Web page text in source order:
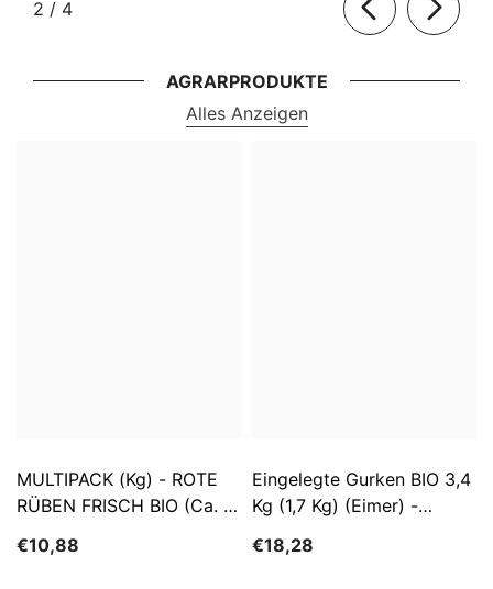
2 / von
4
AGRARPRODUKTE
Alles Anzeigen
MULTIPACK (kg) - ROTE
RÜBEN FRISCH BIO (ca. 5
€10,88
Eingelegte Gurken BIO 3,4
Kg (1,7 Kg) (Eimer) -
€18,28